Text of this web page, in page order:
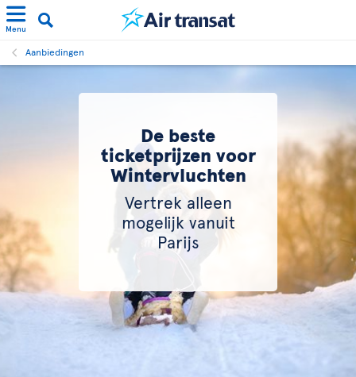
Menu
Aanbiedingen
De beste
ticketprijzen voor
Wintervluchten
Vertrek alleen
mogelijk vanuit
Parijs